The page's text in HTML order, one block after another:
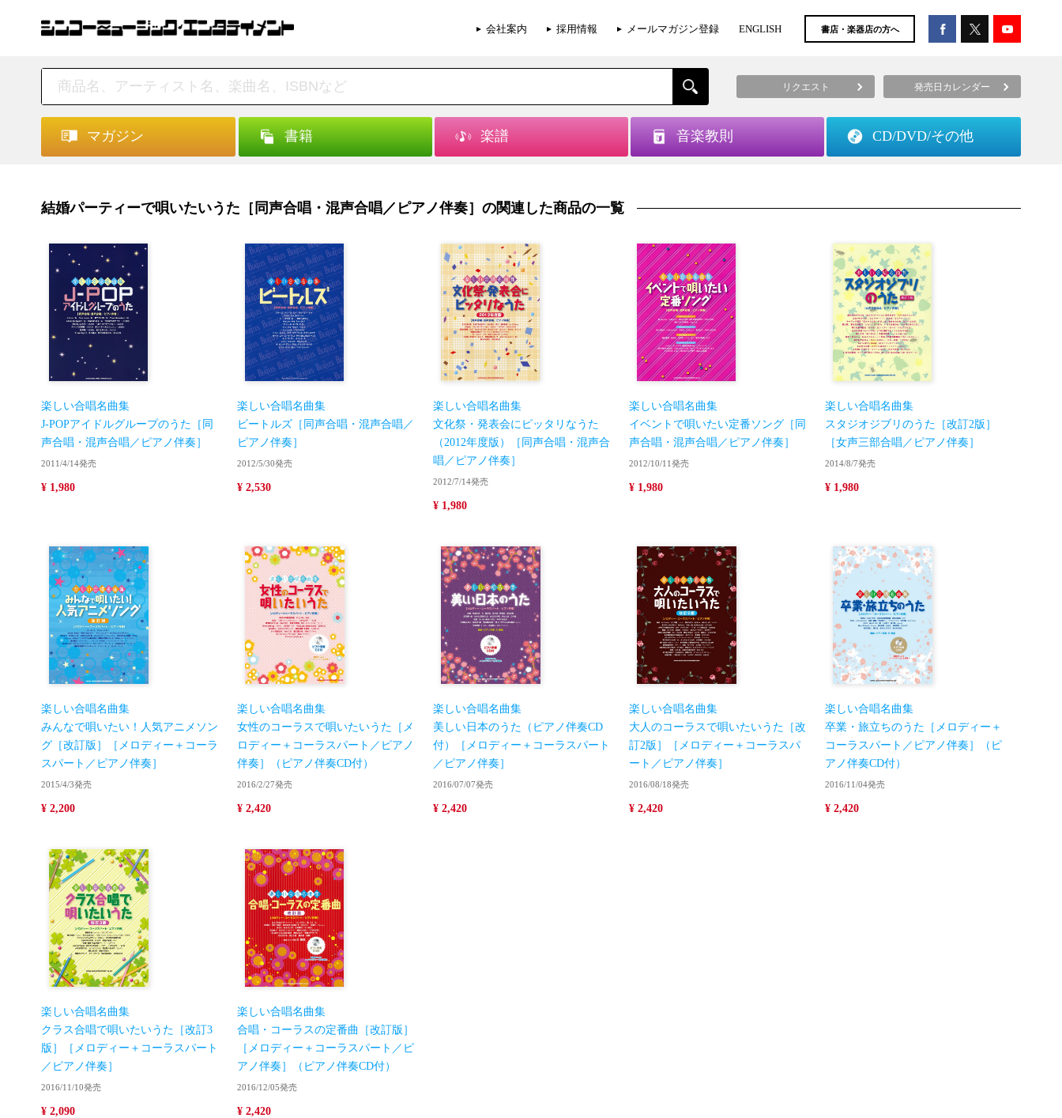
会社案内 採用情報 メールマガジン登録 ENGLISH 書店・楽器店の方へ
リクエスト 発売日カレンダー
マガジン 書籍 楽譜 音楽教則 CD/DVD/その他
結婚パーティーで唄いたいうた［同声合唱・混声合唱／ピアノ伴奏］の関連した商品の一覧
楽しい合唱名曲集
J-POPアイドルグループのうた［同
声合唱・混声合唱／ピアノ伴奏］
2011/4/14発売
¥ 1,980
楽しい合唱名曲集
ビートルズ［同声合唱・混声合唱／
ピアノ伴奏］
2012/5/30発売
¥ 2,530
楽しい合唱名曲集
文化祭・発表会にピッタリなうた
（2012年度版）［同声合唱・混声合
唱／ピアノ伴奏］
2012/7/14発売
¥ 1,980
楽しい合唱名曲集
イベントで唄いたい定番ソング［同
声合唱・混声合唱／ピアノ伴奏］
2012/10/11発売
¥ 1,980
楽しい合唱名曲集
スタジオジブリのうた［改訂2版］
［女声三部合唱／ピアノ伴奏］
2014/8/7発売
¥ 1,980
楽しい合唱名曲集
みんなで唄いたい！人気アニメソン
グ［改訂版］［メロディー＋コーラ
スパート／ピアノ伴奏］
2015/4/3発売
¥ 2,200
楽しい合唱名曲集
女性のコーラスで唄いたいうた［メ
ロディー＋コーラスパート／ピアノ
伴奏］（ピアノ伴奏CD付）
2016/2/27発売
¥ 2,420
楽しい合唱名曲集
美しい日本のうた（ピアノ伴奏CD
付）［メロディー＋コーラスパート
／ピアノ伴奏］
2016/07/07発売
¥ 2,420
楽しい合唱名曲集
大人のコーラスで唄いたいうた［改
訂2版］［メロディー＋コーラスパ
ート／ピアノ伴奏］
2016/08/18発売
¥ 2,420
楽しい合唱名曲集
卒業・旅立ちのうた［メロディー＋
コーラスパート／ピアノ伴奏］（ピ
アノ伴奏CD付）
2016/11/04発売
¥ 2,420
楽しい合唱名曲集
クラス合唱で唄いたいうた［改訂3
版］［メロディー＋コーラスパート
／ピアノ伴奏］
2016/11/10発売
¥ 2,090
楽しい合唱名曲集
合唱・コーラスの定番曲［改訂版］
［メロディー＋コーラスパート／ピ
アノ伴奏］（ピアノ伴奏CD付）
2016/12/05発売
¥ 2,420